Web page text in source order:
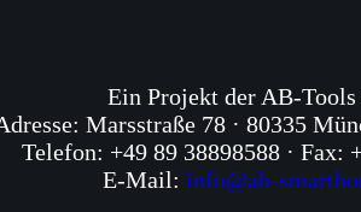
Ein Projekt der AB-Tools
Marsstraße 78 · 80335
Telefon: +49 89 38898588 · Fax:
E-Mail: info@ab-